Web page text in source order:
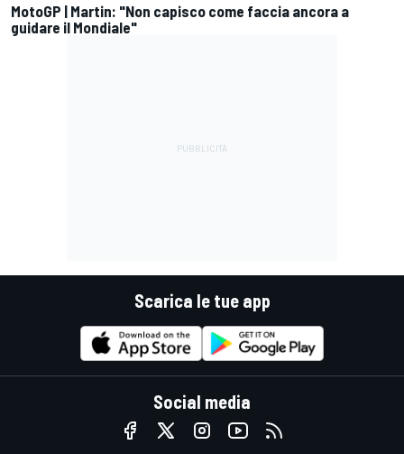
MotoGP | Martin: "Non capisco come faccia ancora a
guidare il Mondiale"
Scarica le tue app
Social media